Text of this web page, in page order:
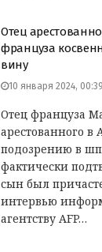
Отец
француза
вину
10 января 2024, 00:39
Отец француза
арестованного в
подозрению в
фактически
сын был
интервью
агентству AFP…